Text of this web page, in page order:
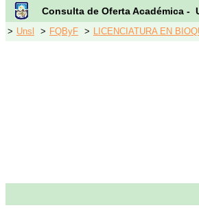
Consulta de Oferta Académica -
> Unsl > FQByF > LICENCIATURA EN